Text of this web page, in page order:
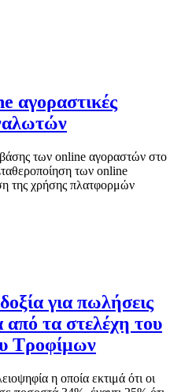
αγοραστικές
των online αγοραστών στο
των online
της χρήσης πλατφορμών
για πωλήσεις
από τα στελέχη του
Τροφίμων
η οποία εκτιμά ότι οι